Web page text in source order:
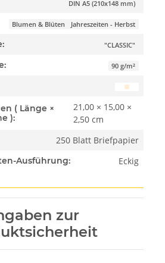
DIN A5 (210x148 mm)
Blumen & Blüten Jahreszeiten - Herbst
"CLASSIC"
90 g/m²
( Länge ×
):
21,00 × 15,00 ×
2,50 cm
250 Blatt Briefpapier
Ausführung: Eckig
zur